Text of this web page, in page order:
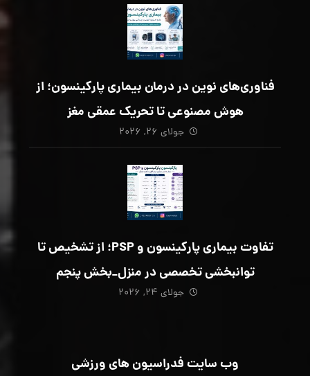
فناوری‌های نوین در درمان بیماری پارکینسون؛ از
هوش مصنوعی تا تحریک عمقی مغز
جولای ۲۶, ۲۰۲۶
تفاوت بیماری پارکینسون و PSP؛ از تشخیص تا
توانبخشی تخصصی در منزل_بخش پنجم
جولای ۲۴, ۲۰۲۶
وب سایت فدراسیون های ورزشی